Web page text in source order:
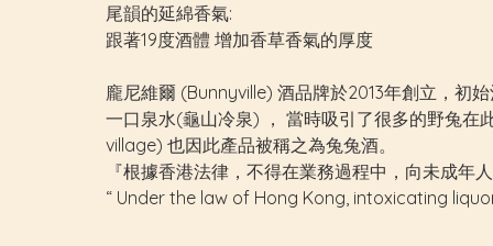
尾韻的延綿香氣:
跟著19度酒體 增加香草香氣的厚度
龐尼維爾 (Bunnyville) 酒品牌於2013年創立，初
一口泉水(龜山冷泉) ， 當時吸引了很多的野兔在
village) 也因此產品被稱之為兔兔酒。
『根據香港法律，不得在業務過程中，向未成年
“ Under the law of Hong Kong, intoxicating